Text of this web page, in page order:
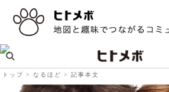
トップ なるほど 記事本文